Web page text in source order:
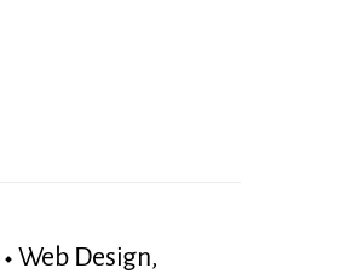
Web Design,